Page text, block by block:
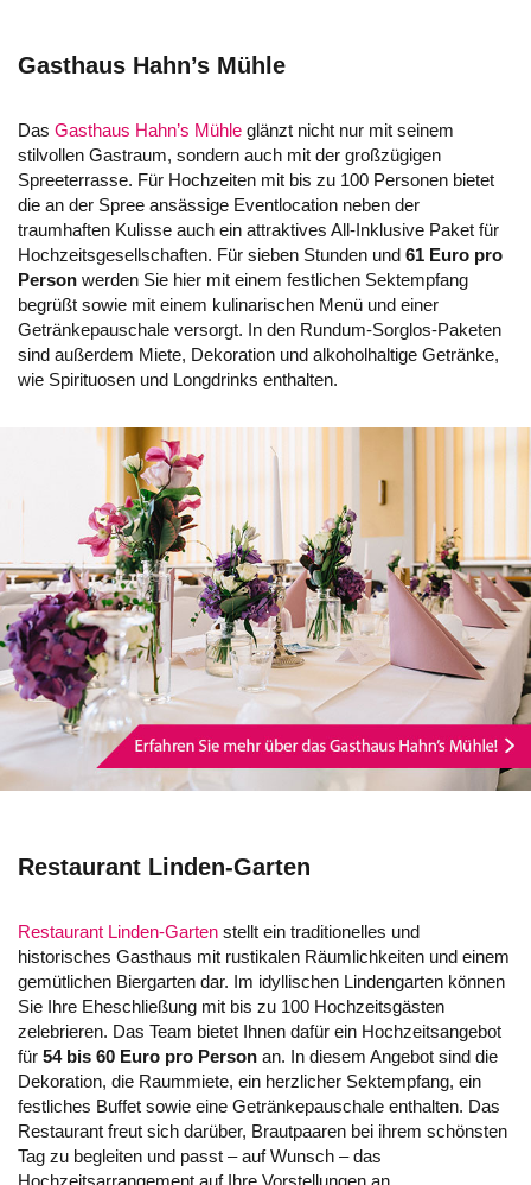
Gasthaus Hahn’s Mühle
Das Gasthaus Hahn’s Mühle glänzt nicht nur mit seinem
stilvollen Gastraum, sondern auch mit der großzügigen
Spreeterrasse. Für Hochzeiten mit bis zu 100 Personen bietet
die an der Spree ansässige Eventlocation neben der
traumhaften Kulisse auch ein attraktives All-Inklusive Paket für
Hochzeitsgesellschaften. Für sieben Stunden und 61 Euro pro
Person werden Sie hier mit einem festlichen Sektempfang
begrüßt sowie mit einem kulinarischen Menü und einer
Getränkepauschale versorgt. In den Rundum-Sorglos-Paketen
sind außerdem Miete, Dekoration und alkoholhaltige Getränke,
wie Spirituosen und Longdrinks enthalten.
Restaurant Linden-Garten
Restaurant Linden-Garten stellt ein traditionelles und
historisches Gasthaus mit rustikalen Räumlichkeiten und einem
gemütlichen Biergarten dar. Im idyllischen Lindengarten können
Sie Ihre Eheschließung mit bis zu 100 Hochzeitsgästen
zelebrieren. Das Team bietet Ihnen dafür ein Hochzeitsangebot
für 54 bis 60 Euro pro Person an. In diesem Angebot sind die
Dekoration, die Raummiete, ein herzlicher Sektempfang, ein
festliches Buffet sowie eine Getränkepauschale enthalten. Das
Restaurant freut sich darüber, Brautpaaren bei ihrem schönsten
Tag zu begleiten und passt – auf Wunsch – das